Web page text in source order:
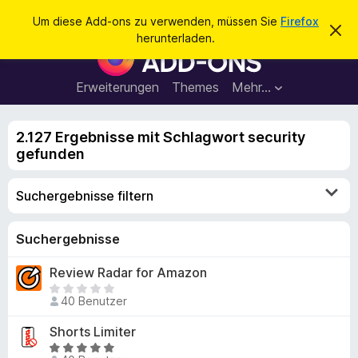
Um diese Add-ons zu verwenden, müssen Sie Firefox
herunterladen.
D
H
v
A
d
d
-
n
n
Erweiterungen Themes Mehr…
Anmelden
c
2.127 Ergebnisse mit Schlagwort security
gefunden
Suchergebnisse filtern
Suchergebnisse
Review Radar for Amazon
E
s 40 Benutzer
Shorts Limiter
B